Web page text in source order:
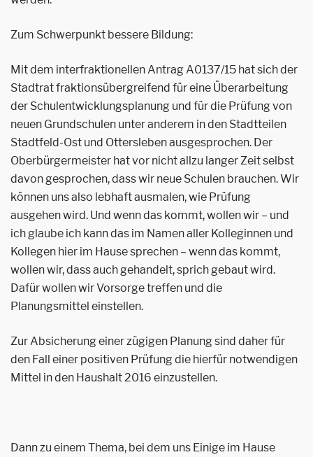
Zum Schwerpunkt bessere Bildung:
Mit dem interfraktionellen Antrag A0137/15 hat sich der
Stadtrat fraktionsübergreifend für eine Überarbeitung
der Schulentwicklungsplanung und für die Prüfung von
neuen Grundschulen unter anderem in den Stadtteilen
Stadtfeld-Ost und Ottersleben ausgesprochen. Der
Oberbürgermeister hat vor nicht allzu langer Zeit selbst
davon gesprochen, dass wir neue Schulen brauchen. Wir
können uns also lebhaft ausmalen, wie Prüfung
ausgehen wird. Und wenn das kommt, wollen wir – und
ich glaube ich kann das im Namen aller Kolleginnen und
Kollegen hier im Hause sprechen – wenn das kommt,
wollen wir, dass auch gehandelt, sprich gebaut wird.
Dafür wollen wir Vorsorge treffen und die
Planungsmittel einstellen.
Zur Absicherung einer zügigen Planung sind daher für
den Fall einer positiven Prüfung die hierfür notwendigen
Mittel in den Haushalt 2016 einzustellen.
Dann zu einem Thema, bei dem uns Einige im Hause